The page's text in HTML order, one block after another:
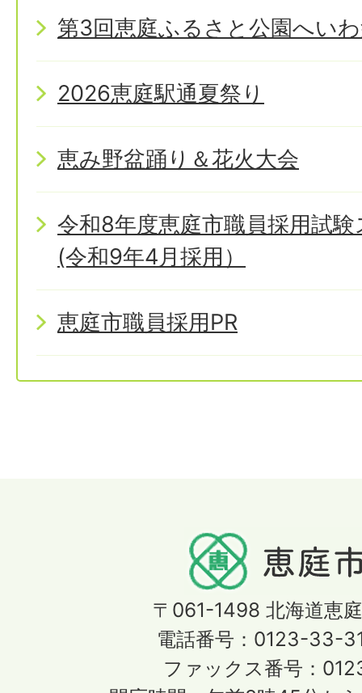
第3回恵庭ふるさと公園へい
2026恵庭駅通夏祭り
恵み野盆踊り＆花火大会
令和8年度恵庭市職員採用試
(令和9年4月採用）
恵庭市職員採用PR
〒061-1498 北海道恵
電話番号：0123-33-
ファックス番号：